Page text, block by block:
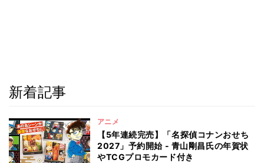
新着記事
アニメ
【5年連続完売】「名探偵コナンおせち
2027」予約開始 - 青山剛昌氏の年賀状
やTCGプロモカード付き